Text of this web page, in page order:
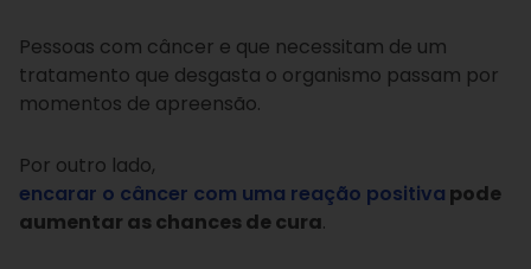
Pessoas com câncer e que necessitam de um
tratamento que desgasta o organismo passam por
momentos de apreensão.
Por outro lado,
encarar o câncer com uma reação positiva pode
aumentar as chances de cura.